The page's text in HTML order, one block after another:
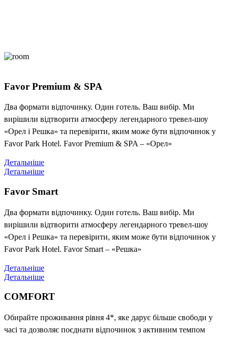
Favor Premium & SPA
Два формати відпочинку. Один готель. Ваш вибір. Ми
вирішили відтворити атмосферу легендарного тревел-шоу
«Орел і Решка» та перевірити, яким може бути відпочинок у
Favor Park Hotel. Favor Premium & SPA – «Орел»
Детальніше
Детальніше
Favor Smart
Два формати відпочинку. Один готель. Ваш вибір. Ми
вирішили відтворити атмосферу легендарного тревел-шоу
«Орел і Решка» та перевірити, яким може бути відпочинок у
Favor Park Hotel. Favor Smart – «Решка»
Детальніше
Детальніше
COMFORT
Обирайте проживання рівня 4*, яке дарує більше свободи у
часі та дозволяє поєднати відпочинок з активним темпом